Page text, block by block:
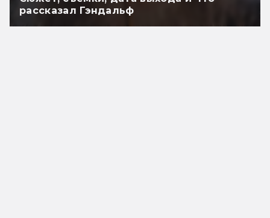
рассказал Гэндальф